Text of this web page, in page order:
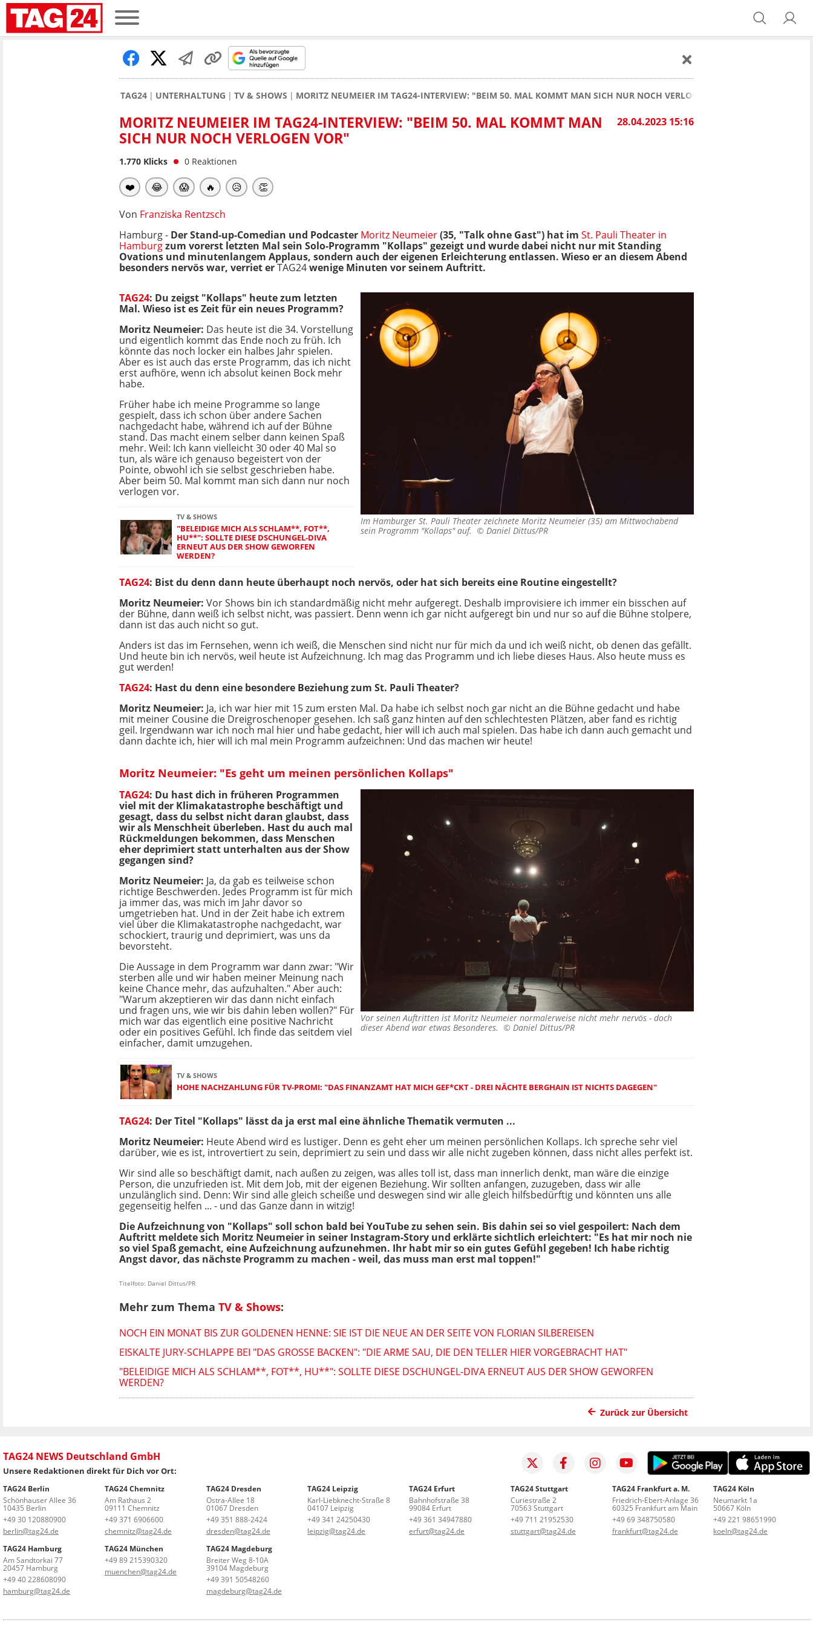
TAG24 UNTERHALTUNG TV & SHOWS MORITZ NEUMEIER IM TAG24-INTERVIEW: "BEIM 50. MAL KOMMT MAN SICH NUR NOCH VERLOGEN VOR"
28.04.2023 15:16
MORITZ NEUMEIER IM TAG24-INTERVIEW: "BEIM 50. MAL KOMMT MAN
SICH NUR NOCH VERLOGEN VOR"
1.770 Klicks 0 Reaktionen
❤️ 😂 😱 🔥 😥 👏
Von Franziska Rentzsch
Hamburg - Der Stand-up-Comedian und Podcaster Moritz Neumeier(35, "Talk ohne Gast") hat im St. Pauli Theater in
Hamburgzum vorerst letzten Mal sein Solo-Programm "Kollaps" gezeigt und wurde dabei nicht nur mit Standing
Ovations und minutenlangem Applaus, sondern auch der eigenen Erleichterungentlassen. Wieso er an diesem Abend
besonders nervös war, verriet erTAG24wenige Minuten vor seinem Auftritt.
Im Hamburger St. Pauli Theater zeichnete Moritz Neumeier (35) am Mittwochabend
sein Programm "Kollaps" auf. © Daniel Dittus/PR
TAG24: Du zeigst "Kollaps" heute zum letzten
Mal. Wieso ist es Zeit für ein neues Programm?
Moritz Neumeier: Das heute ist die 34. Vorstellung
und eigentlich kommt das Ende noch zu früh. Ich
könnte das noch locker ein halbes Jahr spielen.
Aber es ist auch das erste Programm, das ich nicht
erst aufhöre, wenn ich absolut keinen Bock mehr
habe.
Früher habe ich meine Programme so lange
gespielt, dass ich schon über andere Sachen
nachgedacht habe, während ich auf der Bühne
stand. Das macht einem selber dann keinen Spaß
mehr. Weil: Ich kann vielleicht 30 oder 40 Mal so
tun, als wäre ich genauso begeistert von der
Pointe, obwohl ich sie selbst geschrieben habe.
Aber beim 50. Mal kommt man sich dann nur noch
verlogen vor.
TV & SHOWS
"BELEIDIGE MICH ALS SCHLAM**, FOT**,
HU**": SOLLTE DIESE DSCHUNGEL-DIVA
ERNEUT AUS DER SHOW GEWORFEN
WERDEN?
TAG24: Bist du denn dann heute überhaupt noch nervös, oder hat sich bereits eine Routine eingestellt?
Moritz Neumeier: Vor Shows bin ich standardmäßig nicht mehr aufgeregt. Deshalb improvisiere ich immer ein bisschen auf
der Bühne, dann weiß ich selbst nicht, was passiert. Denn wenn ich gar nicht aufgeregt bin und nur so auf die Bühne stolpere,
dann ist das auch nicht so gut.
Anders ist das im Fernsehen, wenn ich weiß, die Menschen sind nicht nur für mich da und ich weiß nicht, ob denen das gefällt.
Und heute bin ich nervös, weil heute ist Aufzeichnung. Ich mag das Programm und ich liebe dieses Haus. Also heute muss es
gut werden!
TAG24: Hast du denn eine besondere Beziehung zum St. Pauli Theater?
Moritz Neumeier: Ja, ich war hier mit 15 zum ersten Mal. Da habe ich selbst noch gar nicht an die Bühne gedacht und habe
mit meiner Cousine die Dreigroschenoper gesehen. Ich saß ganz hinten auf den schlechtesten Plätzen, aber fand es richtig
geil. Irgendwann war ich noch mal hier und habe gedacht, hier will ich auch mal spielen. Das habe ich dann auch gemacht und
dann dachte ich, hier will ich mal mein Programm aufzeichnen: Und das machen wir heute!
Moritz Neumeier: "Es geht um meinen persönlichen Kollaps"
Vor seinen Auftritten ist Moritz Neumeier normalerweise nicht mehr nervös - doch
dieser Abend war etwas Besonderes. © Daniel Dittus/PR
TAG24: Du hast dich in früheren Programmen
viel mit der Klimakatastrophe beschäftigt und
gesagt, dass du selbst nicht daran glaubst, dass
wir als Menschheit überleben. Hast du auch mal
Rückmeldungen bekommen, dass Menschen
eher deprimiert statt unterhalten aus der Show
gegangen sind?
Moritz Neumeier: Ja, da gab es teilweise schon
richtige Beschwerden. Jedes Programm ist für mich
ja immer das, was mich im Jahr davor so
umgetrieben hat. Und in der Zeit habe ich extrem
viel über die Klimakatastrophe nachgedacht, war
schockiert, traurig und deprimiert, was uns da
bevorsteht.
Die Aussage in dem Programm war dann zwar: "Wir
sterben alle und wir haben meiner Meinung nach
keine Chance mehr, das aufzuhalten." Aber auch:
"Warum akzeptieren wir das dann nicht einfach
und fragen uns, wie wir bis dahin leben wollen?" Für
mich war das eigentlich eine positive Nachricht
oder ein positives Gefühl. Ich finde das seitdem viel
einfacher, damit umzugehen.
TV & SHOWS
HOHE NACHZAHLUNG FÜR TV-PROMI: "DAS FINANZAMT HAT MICH GEF*CKT - DREI NÄCHTE BERGHAIN IST NICHTS DAGEGEN"
TAG24: Der Titel "Kollaps" lässt da ja erst mal eine ähnliche Thematik vermuten ...
Moritz Neumeier: Heute Abend wird es lustiger. Denn es geht eher um meinen persönlichen Kollaps. Ich spreche sehr viel
darüber, wie es ist, introvertiert zu sein, deprimiert zu sein und dass wir alle nicht zugeben können, dass nicht alles perfekt ist.
Wir sind alle so beschäftigt damit, nach außen zu zeigen, was alles toll ist, dass man innerlich denkt, man wäre die einzige
Person, die unzufrieden ist. Mit dem Job, mit der eigenen Beziehung. Wir sollten anfangen, zuzugeben, dass wir alle
unzulänglich sind. Denn: Wir sind alle gleich scheiße und deswegen sind wir alle gleich hilfsbedürftig und könnten uns alle
gegenseitig helfen ... - und das Ganze dann in witzig!
Die Aufzeichnung von "Kollaps" soll schon bald bei YouTube zu sehen sein. Bis dahin sei so viel gespoilert: Nach dem
Auftritt meldete sich Moritz Neumeier in seiner Instagram-Story und erklärte sichtlich erleichtert: "Es hat mir noch nie
so viel Spaß gemacht, eine Aufzeichnung aufzunehmen. Ihr habt mir so ein gutes Gefühl gegeben! Ich habe richtig
Angst davor, das nächste Programm zu machen - weil, das muss man erst mal toppen!"
Titelfoto: Daniel Dittus/PR
Mehr zum Thema TV & Shows:
NOCH EIN MONAT BIS ZUR GOLDENEN HENNE: SIE IST DIE NEUE AN DER SEITE VON FLORIAN SILBEREISEN
EISKALTE JURY-SCHLAPPE BEI "DAS GROSSE BACKEN": "DIE ARME SAU, DIE DEN TELLER HIER VORGEBRACHT HAT"
"BELEIDIGE MICH ALS SCHLAM**, FOT**, HU**": SOLLTE DIESE DSCHUNGEL-DIVA ERNEUT AUS DER SHOW GEWORFEN
WERDEN?
Zurück zur Übersicht
TAG24 NEWS Deutschland GmbH
Unsere Redaktionen direkt für Dich vor Ort:
TAG24 Berlin
Schönhauser Allee 36
10435 Berlin
+49 30 120880900
berlin@tag24.de
TAG24 Chemnitz
Am Rathaus 2
09111 Chemnitz
+49 371 6906600
chemnitz@tag24.de
TAG24 Dresden
Ostra-Allee 18
01067 Dresden
+49 351 888-2424
dresden@tag24.de
TAG24 Leipzig
Karl-Liebknecht-Straße 8
04107 Leipzig
+49 341 24250430
leipzig@tag24.de
TAG24 Erfurt
Bahnhofstraße 38
99084 Erfurt
+49 361 34947880
erfurt@tag24.de
TAG24 Stuttgart
Curiestraße 2
70563 Stuttgart
+49 711 21952530
stuttgart@tag24.de
TAG24 Frankfurt a. M.
Friedrich-Ebert-Anlage 36
60325 Frankfurt am Main
+49 69 348750580
frankfurt@tag24.de
TAG24 Köln
Neumarkt 1a
50667 Köln
+49 221 98651990
koeln@tag24.de
TAG24 Hamburg
Am Sandtorkai 77
20457 Hamburg
+49 40 228608090
hamburg@tag24.de
TAG24 München
+49 89 215390320
muenchen@tag24.de
TAG24 Magdeburg
Breiter Weg 8-10A
39104 Magdeburg
+49 391 50548260
magdeburg@tag24.de